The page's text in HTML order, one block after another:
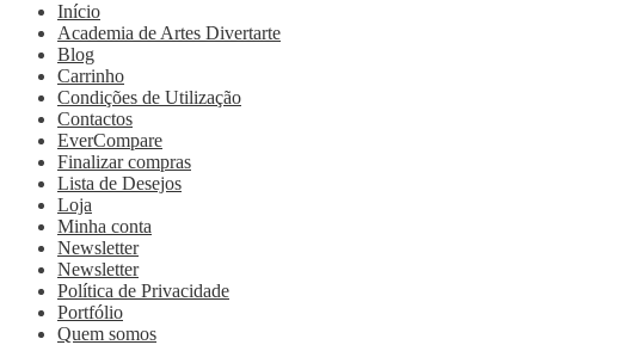
Início
Academia de Artes Divertarte
Blog
Carrinho
Condições de Utilização
Contactos
EverCompare
Finalizar compras
Lista de Desejos
Loja
Minha conta
Newsletter
Newsletter
Política de Privacidade
Portfólio
Quem somos